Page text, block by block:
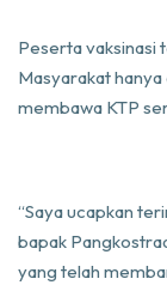
Peserta vaksinasi
Masyarakat
membawa KTP
“Saya ucapkan
bapak
yang telah